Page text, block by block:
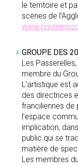
le territoire et
scènes de
GROUPE DES
Les
membre du
L’artistique est
des directrices
franciliennes de
l’espace
implication,
public qui se
matière de
Les membres